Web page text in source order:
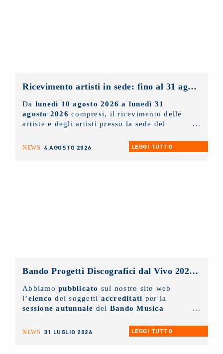
Ricevimento artisti in sede: fino al 31 agosto 2026 solo con appuntamento
Da lunedì 10 agosto 2026 a lunedì 31
agosto 2026 compresi, il ricevimento delle
artiste e degli artisti presso la sede del
esclusivamente tramite appuntamento. Chi
lo desidera può scrivere un'e-mail
NEWS 4 AGOSTO 2026 LEGGI TUTTO
Bando Progetti Discografici dal Vivo 2025 – 2026: pubblicato l’elenco accreditati sessione autunnale
Abbiamo pubblicato sul nostro sito web
l’elenco dei soggetti accreditati per la
sessione autunnale del Bando Musica
2025 - 2026.
NEWS 31 LUGLIO 2026 LEGGI TUTTO